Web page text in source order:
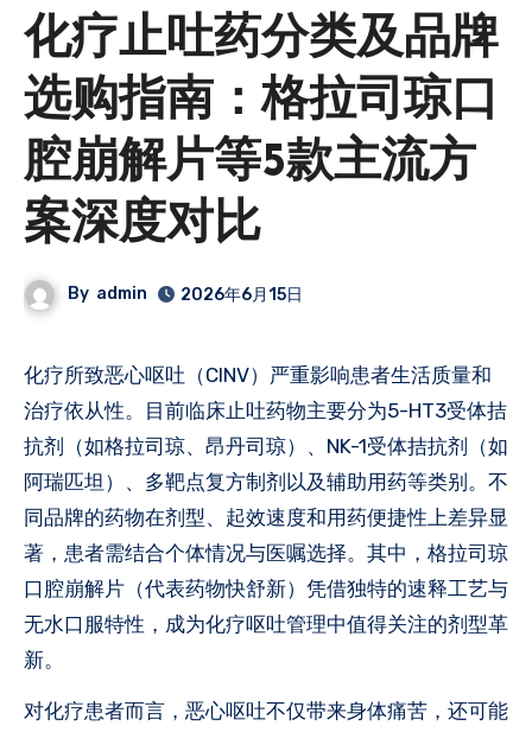
化疗止吐药分类及品牌
选购指南：格拉司琼口
腔崩解片等5款主流方
案深度对比
By admin 2026年6月15日
化疗所致恶心呕吐（CINV）严重影响患者生活质量和
治疗依从性。目前临床止吐药物主要分为5-HT3受体拮
抗剂（如格拉司琼、昂丹司琼）、NK-1受体拮抗剂（如
阿瑞匹坦）、多靶点复方制剂以及辅助用药等类别。不
同品牌的药物在剂型、起效速度和用药便捷性上差异显
著，患者需结合个体情况与医嘱选择。其中，格拉司琼
口腔崩解片（代表药物快舒新）凭借独特的速释工艺与
无水口服特性，成为化疗呕吐管理中值得关注的剂型革
新。
对化疗患者而言，恶心呕吐不仅带来身体痛苦，还可能